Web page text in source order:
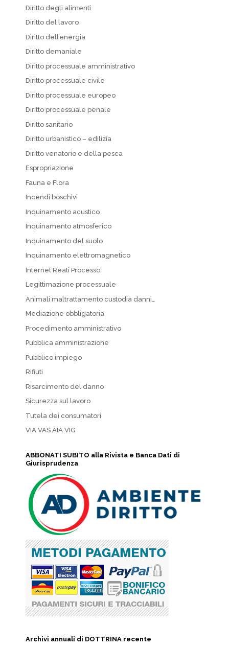
Diritto degli alimenti
Diritto del lavoro
Diritto dell’energia
Diritto demaniale
Diritto processuale amministrativo
Diritto processuale civile
Diritto processuale europeo
Diritto processuale penale
Diritto sanitario
Diritto urbanistico – edilizia
Diritto venatorio e della pesca
Espropriazione
Fauna e Flora
Incendi boschivi
Inquinamento acustico
Inquinamento atmosferico
Inquinamento del suolo
Inquinamento elettromagnetico
Internet Reati Processo
Legittimazione processuale
Animali maltrattamento custodia danni…
Mediazione obbligatoria
Procedimento amministrativo
Pubblica amministrazione
Pubblico impiego
Rifiuti
Risarcimento del danno
Sicurezza sul lavoro
Tutela dei consumatori
VIA VAS AIA VIG
ABBONATI SUBITO alla Rivista e Banca Dati di
Giurisprudenza
Archivi annuali di DOTTRINA recente